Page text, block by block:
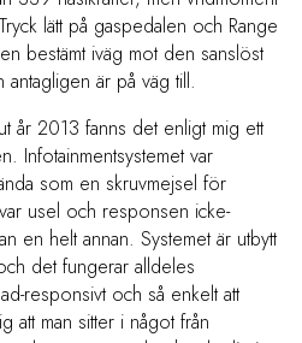
lätt på gaspedalen och Range
bestämt iväg mot den sanslöst
antagligen är på väg till.
år 2013 fanns det enligt mig ett
Infotainmentsystemet var
som en skruvmejsel för
usel och responsen icke-
en helt annan. Systemet är utbytt
det fungerar alldeles
responsivt och så enkelt att
att man sitter i något från